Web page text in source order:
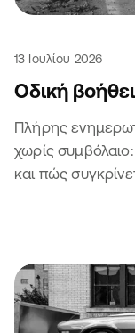
13 Ιουλίου 2026
Οδική
Πλήρης
χωρίς συμβόλαιο:
και πώς